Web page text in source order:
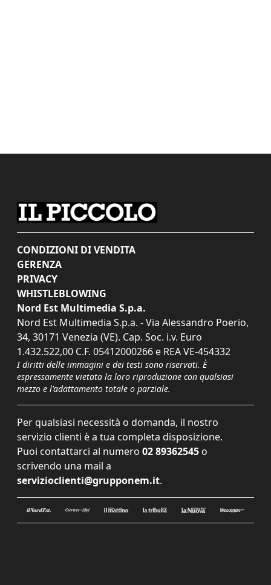
CONDIZIONI DI VENDITA
GERENZA
PRIVACY
WHISTLEBLOWING
Nord Est Multimedia S.p.a.
Nord Est Multimedia S.p.a. - Via Alessandro Poerio,
34, 30171 Venezia (VE). Cap. Soc. i.v. Euro
1.432.522,00 C.F. 05412000266 e REA VE-454332
I diritti delle immagini e dei testi sono riservati. È
espressamente vietata la loro riproduzione con qualsiasi
mezzo e l'adattamento totale o parziale.
Per qualsiasi necessità o domanda, il nostro
servizio clienti è a tua completa disposizione.
Puoi contattarci al numero 02 89362545 o
scrivendo una mail a
servizioclienti@grupponem.it.